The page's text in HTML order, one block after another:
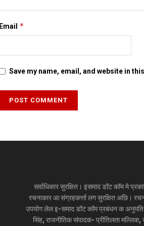
Email *
Save my name, email, and website in
सर्वाधिकार सुरक्षित। इसमाद डॉट कॉम मे
रचनाकार आ संग्रहकर्त्ता लग सुरक्षित अछि।
उपयोग लेल इ-समाद डॉट कॉम प्रबंधन क
सिंह, राजनीतिक संपादक- प्रीतिलता